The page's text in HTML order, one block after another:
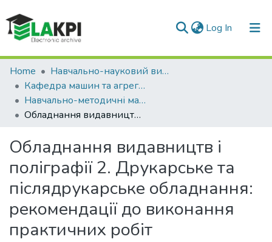
Log In (current)
Communities & Collections
All of DSpace
Statistics
Home
Навчально-науковий видавничо-полiграфiчний інститут (НН ВПІ)
Кафедра машин та агрегатів поліграфічного виробництва (МАПВ)
Навчально-методичні матеріали (МАПВ)
Обладнання видавництв і поліграфії 2. Друкарське та післядрукарське обладнання: рекомендації до виконання практичних робіт
Обладнання видавництв і
поліграфії 2. Друкарське та
післядрукарське обладнання:
рекомендації до виконання
практичних робіт